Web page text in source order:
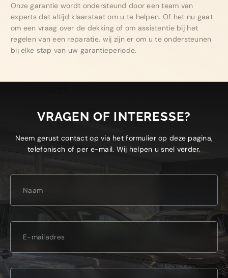
Onze garantie wordt ondersteund door een team van
experts dat altijd klaarstaat om u te helpen. Of het nu gaat
om een vraag over de dekking of om assistentie bij het
regelen van een reparatie, wij zijn er om u te ondersteunen
bij elke stap van uw garantieperiode.
VRAGEN OF INTERESSE?
Neem gerust contact op via het formulier op deze pagina,
telefonisch of per e-mail. Wij helpen u snel verder.